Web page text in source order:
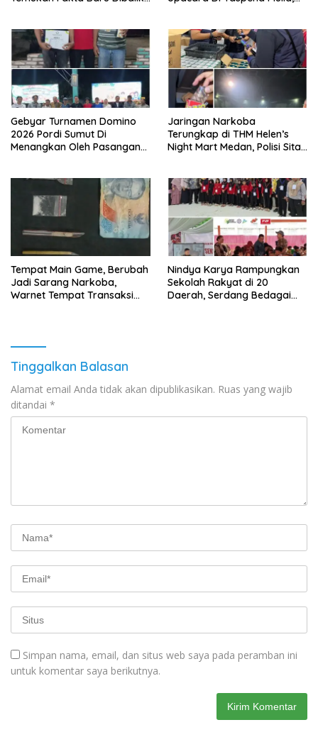
Penyalahgunaan Narkoba
Gebyar Turnamen Domino
2026 Pordi Sumut Di
Menangkan Oleh Pasangan
Jaringan Narkoba
Terungkap di THM Helen’s
Night Mart Medan, Polisi Sita
Tempat Main Game, Berubah
Jadi Sarang Narkoba,
Warnet Tempat Transaksi
Nindya Karya Rampungkan
Sekolah Rakyat di 20
Daerah, Serdang Bedagai
Tinggalkan Balasan
Alamat email Anda tidak akan dipublikasikan. Ruas yang wajib
ditandai *
Simpan nama, email, dan situs web saya pada peramban ini
untuk komentar saya berikutnya.